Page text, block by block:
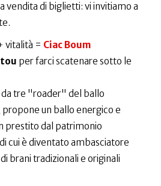
vendita di biglietti: vi invitiamo a
vitalità = Ciac Boum
per farci scatenare sotto le
tre "roader" del ballo
un ballo energico e
prestito dal patrimonio
cui è diventato ambasciatore
brani tradizionali e originali